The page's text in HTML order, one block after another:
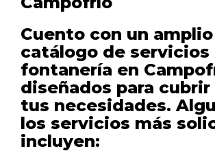
Cuento con un amplio
catálogo de servicios
fontanería en
diseñados para
tus necesidades.
los servicios más
incluyen: